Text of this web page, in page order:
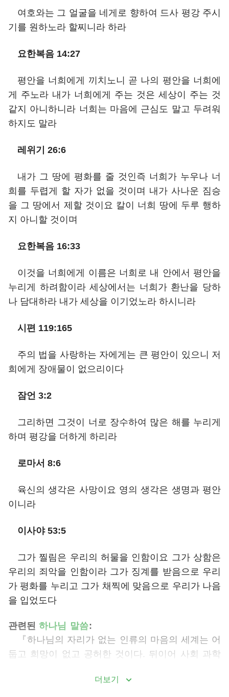
여호와는 그 얼굴을 네게로 향하여 드사 평강 주시
기를 원하노라 할찌니라 하라
요한복음 14:27
평안을 너희에게 끼치노니 곧 나의 평안을 너희에
게 주노라 내가 너희에게 주는 것은 세상이 주는 것
같지 아니하니라 너희는 마음에 근심도 말고 두려워
하지도 말라
레위기 26:6
내가 그 땅에 평화를 줄 것인즉 너희가 누우나 너
희를 두렵게 할 자가 없을 것이며 내가 사나운 짐승
을 그 땅에서 제할 것이요 칼이 너희 땅에 두루 행하
지 아니할 것이며
요한복음 16:33
이것을 너희에게 이름은 너희로 내 안에서 평안을
누리게 하려함이라 세상에서는 너희가 환난을 당하
나 담대하라 내가 세상을 이기었노라 하시니라
시편 119:165
주의 법을 사랑하는 자에게는 큰 평안이 있으니 저
희에게 장애물이 없으리이다
잠언 3:2
그리하면 그것이 너로 장수하여 많은 해를 누리게
하며 평강을 더하게 하리라
로마서 8:6
육신의 생각은 사망이요 영의 생각은 생명과 평안
이니라
이사야 53:5
그가 찔림은 우리의 허물을 인함이요 그가 상함은
우리의 죄악을 인함이라 그가 징계를 받음으로 우리
가 평화를 누리고 그가 채찍에 맞음으로 우리가 나음
을 입었도다
관련된 하나님 말씀:
『하나님의 자리가 없는 인류의 마음의 세계는 어
둡고 희망이 없고 공허한 것이다. 뒤이어 사회 과학
진화론 등을 발표하여 하나님이 인류를 창조했다는
더보기